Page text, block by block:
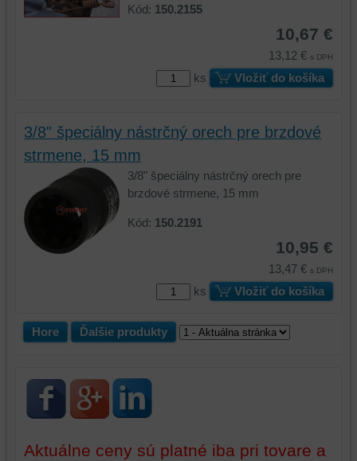
Kód: 150.2155
10,67 €
13,12 € s DPH
ks Vložiť do košíka
3/8" špeciálny nástrčný orech pre brzdové
strmene, 15 mm
3/8" špeciálny nástrčný orech pre
brzdové strmene, 15 mm
Kód: 150.2191
10,95 €
13,47 € s DPH
ks Vložiť do košíka
Hore Ďalšie produkty
Aktuálne ceny sú platné iba pri tovare a
základnej
zabezpečenia.
zlepšujú
z
vašich
preferencií
bez
toho,
mali
bez
prihlásenia,
skripty
a/alebo
zdroje
strán,